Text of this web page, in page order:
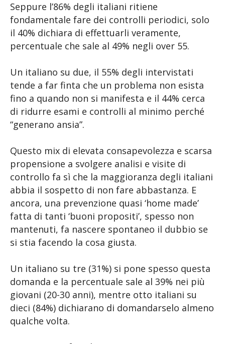
Seppure l’86% degli italiani ritiene
fondamentale fare dei controlli periodici, solo
il 40% dichiara di effettuarli veramente,
percentuale che sale al 49% negli over 55.
Un italiano su due, il 55% degli intervistati
tende a far finta che un problema non esista
fino a quando non si manifesta e il 44% cerca
di ridurre esami e controlli al minimo perché
“generano ansia”.
Questo mix di elevata consapevolezza e scarsa
propensione a svolgere analisi e visite di
controllo fa sì che la maggioranza degli italiani
abbia il sospetto di non fare abbastanza. E
ancora, una prevenzione quasi ‘home made’
fatta di tanti ‘buoni propositi’, spesso non
mantenuti, fa nascere spontaneo il dubbio se
si stia facendo la cosa giusta.
Un italiano su tre (31%) si pone spesso questa
domanda e la percentuale sale al 39% nei più
giovani (20-30 anni), mentre otto italiani su
dieci (84%) dichiarano di domandarselo almeno
qualche volta.